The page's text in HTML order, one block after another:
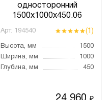
односторонний
1500x1000x450.06
Арт. 194540 (1)
Высота, мм
1500
Ширина, мм
1000
Глубина, мм
450